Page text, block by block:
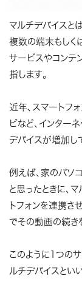
マルチデバイスと
複数の端末もしく
サービスやコンテ
指します。
近年、スマートフ
ビなど、インター
デバイスが増加し
例えば、家のパソ
と思ったときに、
トフォンを連携さ
でその動画の続き
このように1つの
ルチデバイスといい